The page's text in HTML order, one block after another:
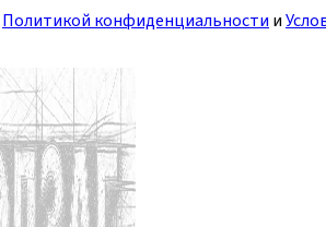
Политикой конфиденциальности и